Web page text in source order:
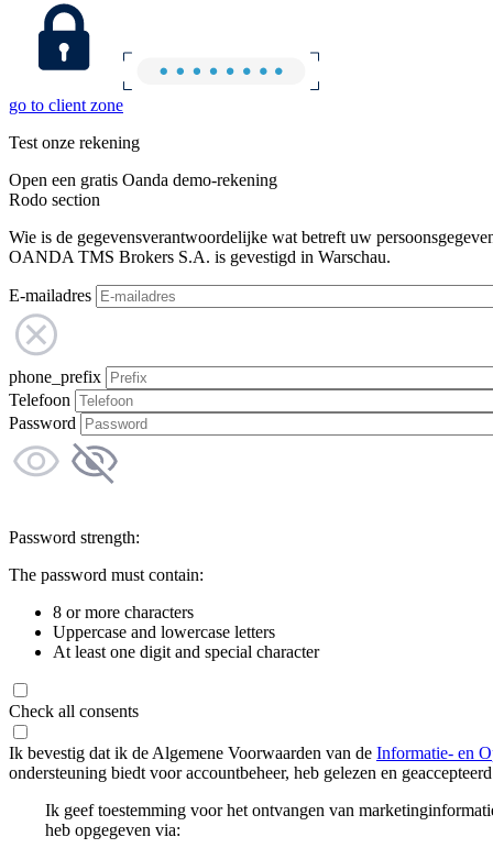
go to client zone
Test onze rekening
Open een gratis Oanda demo-rekening
Rodo section
Wie is de gegevensverantwoordelijke wat betreft uw
OANDA TMS Brokers S.A. is gevestigd in Warschau.
E-mailadres
phone_prefix
Telefoon
Password
Password strength:
The password must contain:
8 or more characters
Uppercase and lowercase letters
At least one digit and special character
Check all consents
Ik bevestig dat ik de Algemene Voorwaarden van de Informatie- en
ondersteuning biedt voor accountbeheer, heb gelezen en
Ik geef toestemming voor het ontvangen van
heb opgegeven via: